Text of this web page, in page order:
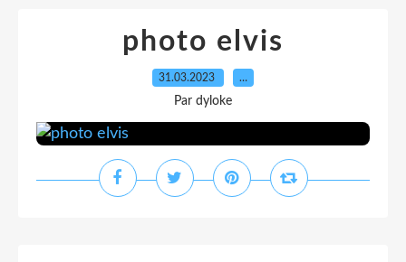
photo elvis
31.03.2023 …
Par dyloke